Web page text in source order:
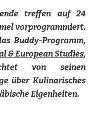
treffen auf 24
vorprogrammiert.
Buddy-Programm,
& European Studies,
von seinen
über Kulinarisches
Eigenheiten.